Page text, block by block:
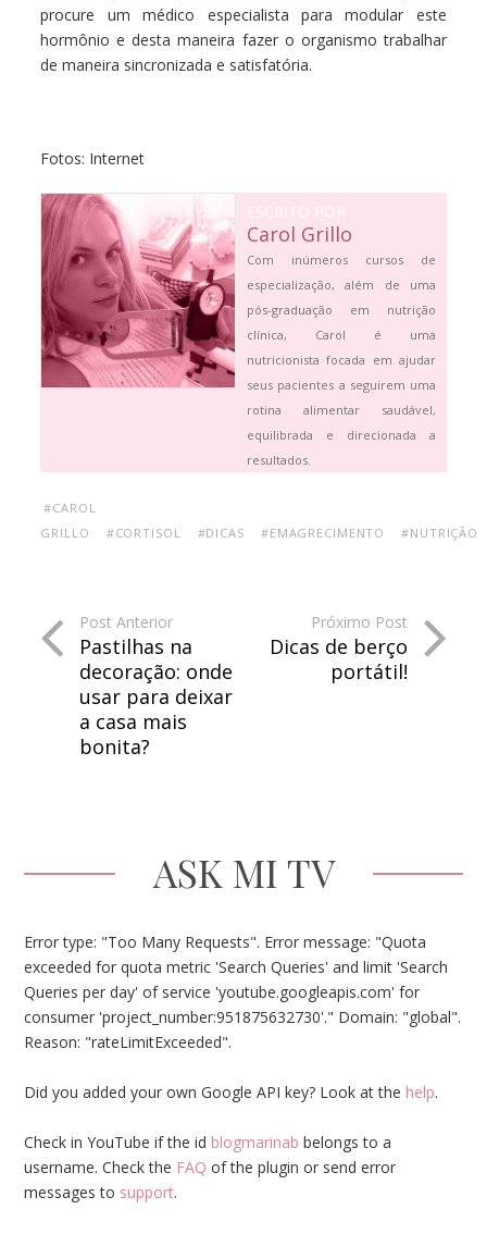
procure um médico especialista para modular este
hormônio e desta maneira fazer o organismo trabalhar
de maneira sincronizada e satisfatória.
Fotos: Internet
ESCRITO POR
Carol Grillo
Com inúmeros cursos de
especialização, além de uma
pós-graduação em nutrição
clínica, Carol é uma
nutricionista focada em ajudar
seus pacientes a seguirem uma
rotina alimentar saudável,
equilibrada e direcionada a
resultados.
#CAROL
GRILLO
#CORTISOL #DICAS #EMAGRECIMENTO #NUTRIÇÃO
Post Anterior
Pastilhas na
decoração: onde
usar para deixar
a casa mais
bonita?
Próximo Post
Dicas de berço
portátil!
ASK MI TV
Error type: "Too Many Requests". Error message: "Quota
exceeded for quota metric 'Search Queries' and limit 'Search
Queries per day' of service 'youtube.googleapis.com' for
consumer 'project_number:951875632730'." Domain: "global".
Reason: "rateLimitExceeded".
Did you added your own Google API key? Look at the help.
Check in YouTube if the id blogmarinab belongs to a
username. Check the FAQ of the plugin or send error
messages to support.